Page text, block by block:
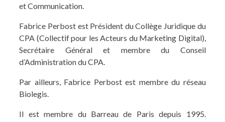
et Communication.
Fabrice Perbost est Président du Collège Juridique du
CPA (Collectif pour les Acteurs du Marketing Digital),
Secrétaire Général et membre du Conseil
d’Administration du CPA.
Par ailleurs, Fabrice Perbost est membre du réseau
Biolegis.
Il est membre du Barreau de Paris depuis 1995.